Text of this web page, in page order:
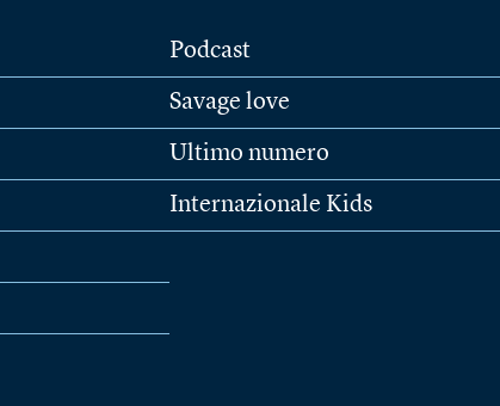
Podcast
Savage love
Ultimo numero
Internazionale Kids